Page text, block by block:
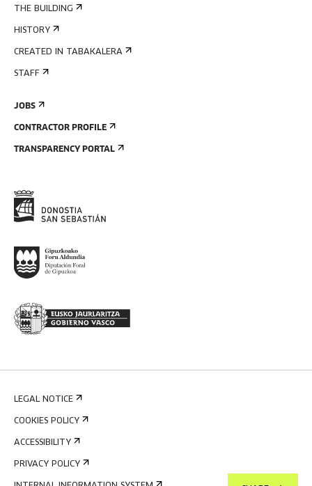
THE BUILDING
HISTORY
CREATED IN TABAKALERA
STAFF
JOBS
CONTRACTOR PROFILE
TRANSPARENCY PORTAL
LEGAL NOTICE
COOKIES POLICY
ACCESSIBILITY
PRIVACY POLICY